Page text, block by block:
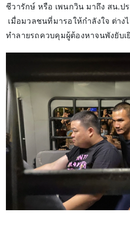
ชีวารักษ์ หรือ เพนกวิน มาถึง สน.ป
เมื่อมวลชนที่มารอให้กำลังใจ ต่าง
ทำลายรถควบคุมผู้ต้องหาจนพังยับเ